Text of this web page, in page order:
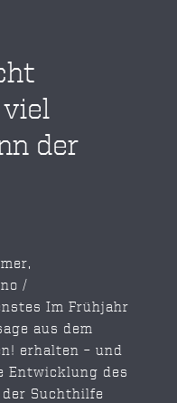
der
/
Im Frühjahr
aus dem
erhalten – und
Entwicklung des
Suchthilfe